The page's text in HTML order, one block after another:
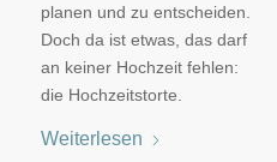
planen und zu entscheiden.
Doch da ist etwas, das darf
an keiner Hochzeit fehlen:
die Hochzeitstorte.
Weiterlesen